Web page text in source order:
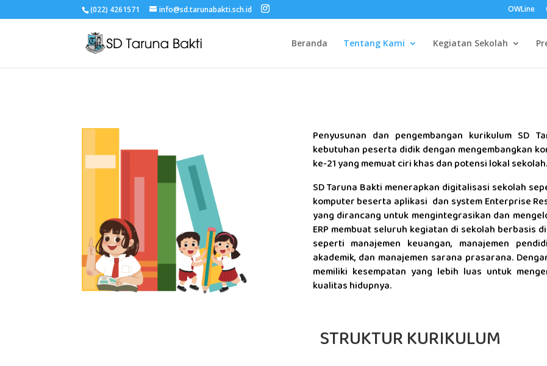
(022) 4261571 info@sd.tarunabakti.sch.id OWLine
Beranda Tentang Kami Kegiatan Sekolah
Penyusunan dan pengembangan kurikulum SD
kebutuhan peserta didik dengan mengembangkan
ke-21 yang memuat ciri khas dan potensi lokal sekolah.
SD Taruna Bakti menerapkan digitalisasi sekolah
komputer beserta aplikasi dan system Enterprise
yang dirancang untuk mengintegrasikan dan
ERP membuat seluruh kegiatan di sekolah berbasis
seperti manajemen keuangan, manajemen
akademik, dan manajemen sarana prasarana.
memiliki kesempatan yang lebih luas untuk
kualitas hidupnya.
STRUKTUR KURIKULUM